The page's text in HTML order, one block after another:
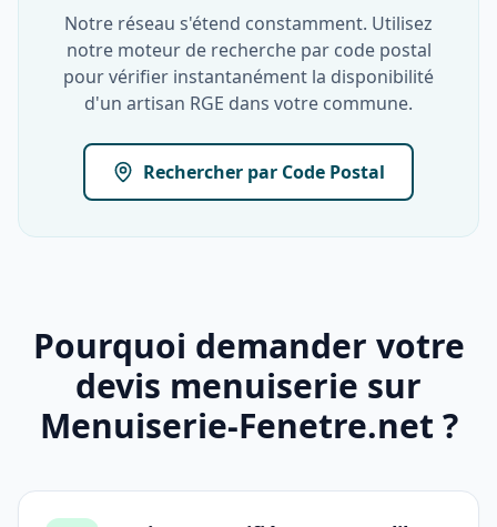
Notre réseau s'étend constamment. Utilisez
notre moteur de recherche par code postal
pour vérifier instantanément la disponibilité
d'un artisan RGE dans votre commune.
Rechercher par Code Postal
Pourquoi demander votre
devis menuiserie sur
Menuiserie-Fenetre.net ?